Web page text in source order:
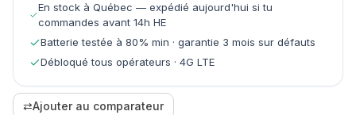
En stock à Québec — expédié aujourd'hui si tu
commandes avant 14h HE
Batterie testée à 80% min · garantie 3 mois sur défauts
Débloqué tous opérateurs · 4G LTE
⇄Ajouter au comparateur